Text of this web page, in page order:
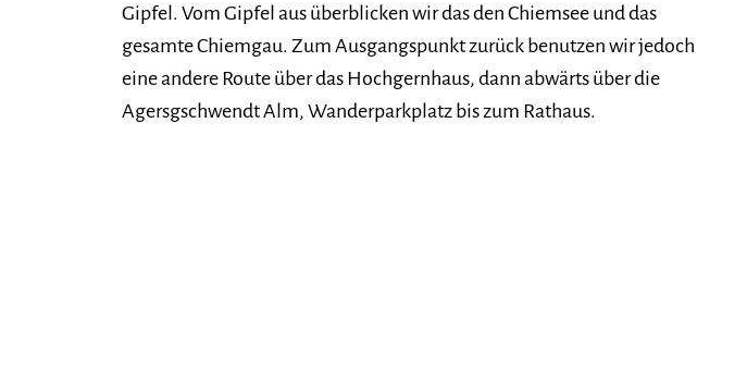
Gipfel. Vom Gipfel aus überblicken wir das den Chiemsee und das
gesamte Chiemgau. Zum Ausgangspunkt zurück benutzen wir jedoch
eine andere Route über das Hochgernhaus, dann abwärts über die
Agersgschwendt Alm, Wanderparkplatz bis zum Rathaus.